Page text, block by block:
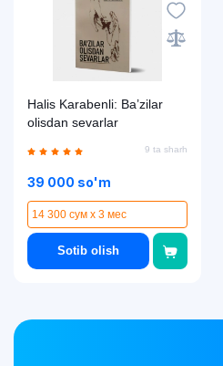
Halis Karabenli: Ba’zilar
olisdan sevarlar
9 ta sharh
39 000 so'm
14 300 сум x 3 мес
Sotib olish